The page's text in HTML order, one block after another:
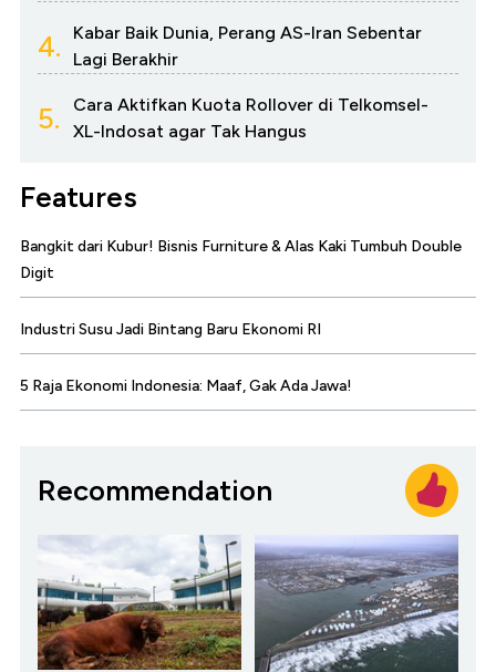
4.
Kabar Baik Dunia, Perang AS-Iran Sebentar
Lagi Berakhir
5.
Cara Aktifkan Kuota Rollover di Telkomsel-
XL-Indosat agar Tak Hangus
Features
Bangkit dari Kubur! Bisnis Furniture & Alas Kaki Tumbuh Double
Digit
Industri Susu Jadi Bintang Baru Ekonomi RI
5 Raja Ekonomi Indonesia: Maaf, Gak Ada Jawa!
Recommendation